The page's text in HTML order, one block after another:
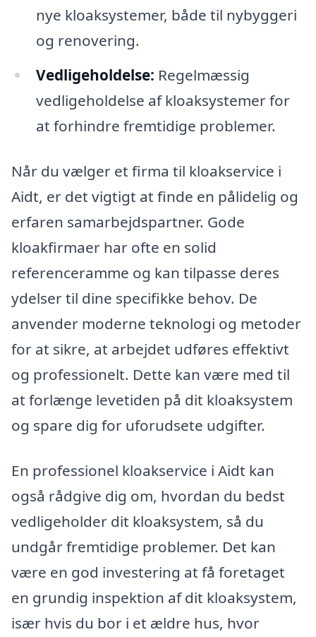
nye kloaksystemer, både til nybyggeri
og renovering.
Vedligeholdelse: Regelmæssig
vedligeholdelse af kloaksystemer for
at forhindre fremtidige problemer.
Når du vælger et firma til kloakservice i
Aidt, er det vigtigt at finde en pålidelig og
erfaren samarbejdspartner. Gode
kloakfirmaer har ofte en solid
referenceramme og kan tilpasse deres
ydelser til dine specifikke behov. De
anvender moderne teknologi og metoder
for at sikre, at arbejdet udføres effektivt
og professionelt. Dette kan være med til
at forlænge levetiden på dit kloaksystem
og spare dig for uforudsete udgifter.
En professionel kloakservice i Aidt kan
også rådgive dig om, hvordan du bedst
vedligeholder dit kloaksystem, så du
undgår fremtidige problemer. Det kan
være en god investering at få foretaget
en grundig inspektion af dit kloaksystem,
især hvis du bor i et ældre hus, hvor